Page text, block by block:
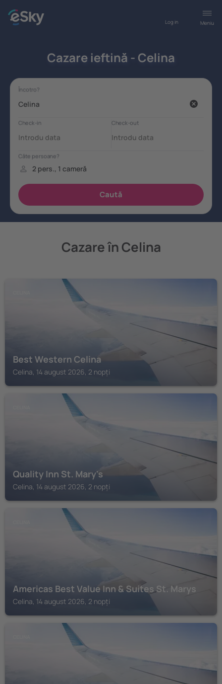
Meniu
Log in
Cazare ieftină - Celina
Cazare în Celina
Best Western Celina
Celina, 14 august 2026, 2 nopți
Quality Inn St. Mary's
Celina, 14 august 2026, 2 nopți
Americas Best Value Inn & Suites St. Marys
Celina, 14 august 2026, 2 nopți